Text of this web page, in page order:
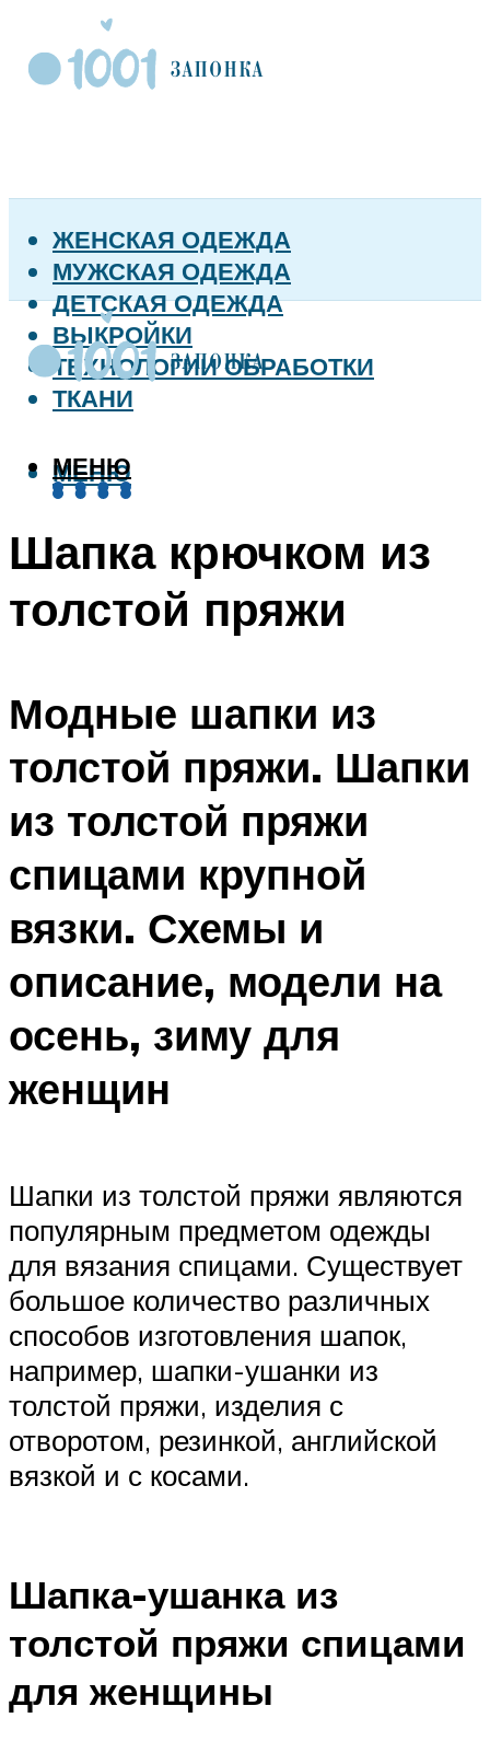
ЖЕНСКАЯ ОДЕЖДА
МУЖСКАЯ ОДЕЖДА
ДЕТСКАЯ ОДЕЖДА
ВЫКРОЙКИ
ТЕХНОЛОГИИ ОБРАБОТКИ
ТКАНИ
МЕНЮ
МЕНЮ
Шапка крючком из
толстой пряжи
Модные шапки из
толстой пряжи. Шапки
из толстой пряжи
спицами крупной
вязки. Схемы и
описание, модели на
осень, зиму для
женщин
Шапки из толстой пряжи являются
популярным предметом одежды
для вязания спицами. Существует
большое количество различных
способов изготовления шапок,
например, шапки-ушанки из
толстой пряжи, изделия с
отворотом, резинкой, английской
вязкой и с косами.
Шапка-ушанка из
толстой пряжи спицами
для женщины